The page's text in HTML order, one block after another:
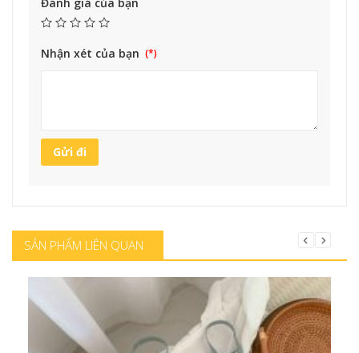
Nhận xét của bạn
SẢN PHẨM LIÊN QUAN